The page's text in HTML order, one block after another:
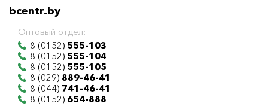
bcentr.by
Оптовый отдел:
8 (0152) 555-103
8 (0152) 555-104
8 (0152) 555-105
8 (029) 889-46-41
8 (044) 741-46-41
8 (0152) 654-888